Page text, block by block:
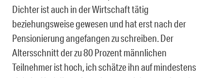
Dichter ist auch in der Wirtschaft tätig
beziehungsweise gewesen und hat erst nach der
Pensionierung angefangen zu schreiben. Der
Altersschnitt der zu 80 Prozent männlichen
Teilnehmer ist hoch, ich schätze ihn auf mindestens